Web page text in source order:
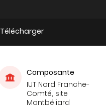
Télécharger
Composante
IUT Nord Franche-
Comté, site
Montbéliard